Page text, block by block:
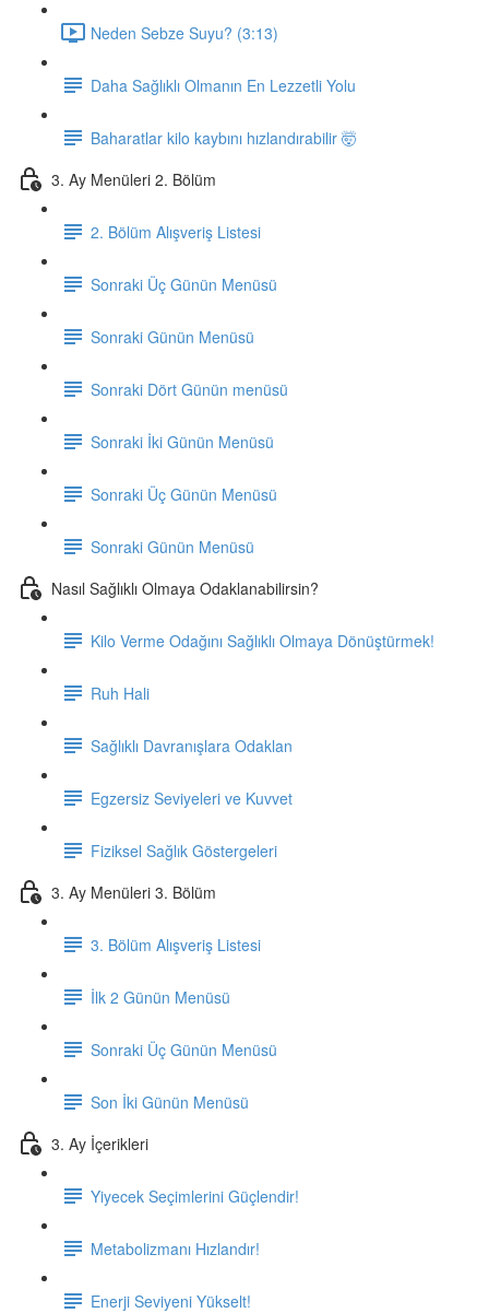
Neden Sebze Suyu? (3:13)
Daha Sağlıklı Olmanın En Lezzetli Yolu
Baharatlar kilo kaybını hızlandırabilir 🤯
3. Ay Menüleri 2. Bölüm
2. Bölüm Alışveriş Listesi
Sonraki Üç Günün Menüsü
Sonraki Günün Menüsü
Sonraki Dört Günün menüsü
Sonraki İki Günün Menüsü
Sonraki Üç Günün Menüsü
Sonraki Günün Menüsü
Nasıl Sağlıklı Olmaya Odaklanabilirsin?
Kilo Verme Odağını Sağlıklı Olmaya Dönüştürmek!
Ruh Hali
Sağlıklı Davranışlara Odaklan
Egzersiz Seviyeleri ve Kuvvet
Fiziksel Sağlık Göstergeleri
3. Ay Menüleri 3. Bölüm
3. Bölüm Alışveriş Listesi
İlk 2 Günün Menüsü
Sonraki Üç Günün Menüsü
Son İki Günün Menüsü
3. Ay İçerikleri
Yiyecek Seçimlerini Güçlendir!
Metabolizmanı Hızlandır!
Enerji Seviyeni Yükselt!